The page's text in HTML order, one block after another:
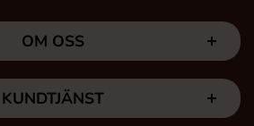
OM OSS
KUNDTJÄNST